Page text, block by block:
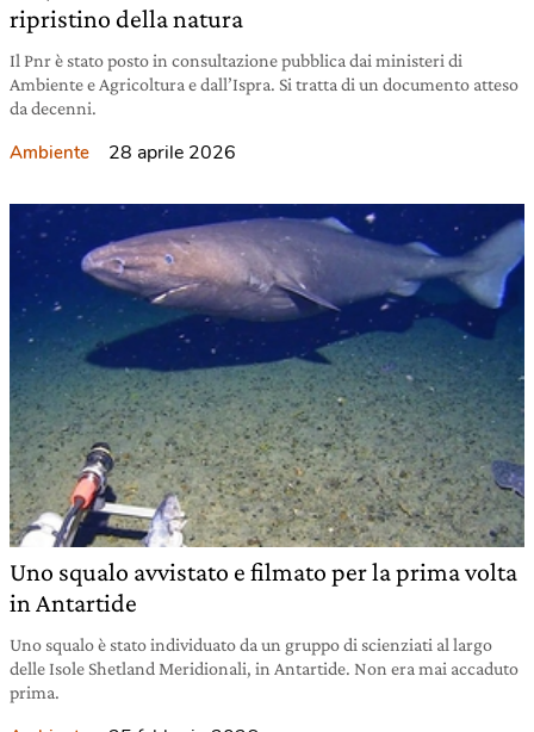
ripristino della natura
Il Pnr è stato posto in consultazione pubblica dai ministeri di
Ambiente e Agricoltura e dall’Ispra. Si tratta di un documento atteso
da decenni.
Ambiente 28 aprile 2026
Uno squalo avvistato e filmato per la prima volta
in Antartide
Uno squalo è stato individuato da un gruppo di scienziati al largo
delle Isole Shetland Meridionali, in Antartide. Non era mai accaduto
prima.